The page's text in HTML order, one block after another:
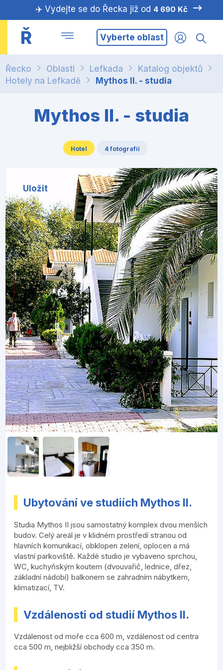
✈️ Vydejte se do Řecka již od 4 690 Kč
Ř Vyberte oblast
Řecko Oblasti Lefkada
Katalog objektů
Hotely na Lefkadě
Mythos II. - studia
Mythos II. - studia
Hotel 4 fotografií
Uložit
Ubytování ve studiích Mythos II.
Studia Mythos II jsou samostatný komplex dvou menších
budov. Celý areál je v klidném prostředí stranou od
hlavních komunikací, obklopen zelení, oplocen a má
vlastní parkoviště. Každé studio je vybaveno sprchou,
WC, kuchyňským koutem (dvouvařič, lednice, dřez,
základní nádobí) balkonem se zahradním nábytkem,
klimatizací, TV.
Vzdálenosti od studií Mythos II.
Vzdálenost od moře cca 600 m, vzdálenost od centra
cca 500 m, nejbližší obchody cca 350 m.